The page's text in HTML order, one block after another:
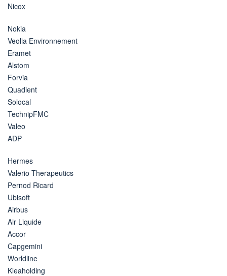
Nicox
Nokia
Veolia Environnement
Eramet
Alstom
Forvia
Quadient
Solocal
TechnipFMC
Valeo
ADP
Hermes
Valerio Therapeutics
Pernod Ricard
Ubisoft
Airbus
Air Liquide
Accor
Capgemini
Worldline
Kleaholding